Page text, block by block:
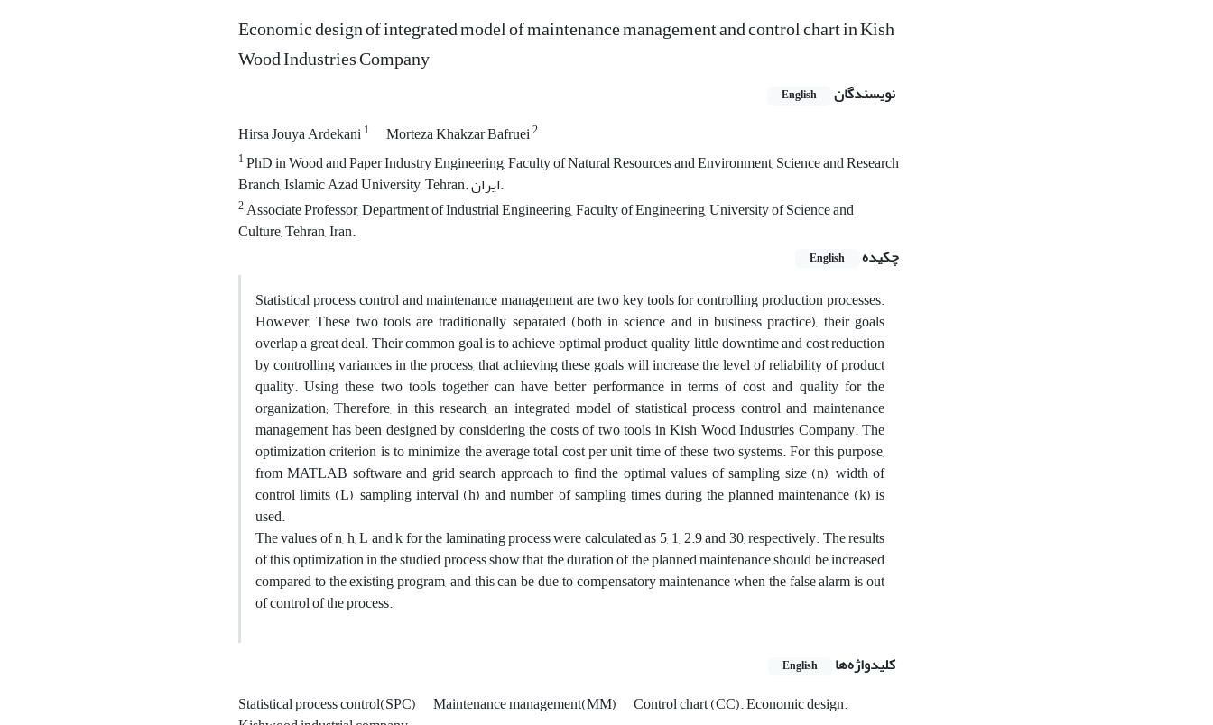
Economic design of integrated model of maintenance management and control chart in Kish
Wood Industries Company
نویسندگان English
Hirsa Jouya Ardekani1 Morteza Khakzar Bafruei2
1PhD in Wood and Paper Industry Engineering, Faculty of Natural Resources and Environment, Science and Research
Branch, Islamic Azad University, Tehran. ایران.
2Associate Professor, Department of Industrial Engineering, Faculty of Engineering, University of Science and
Culture, Tehran, Iran.
چکیده
English
Statistical process control and maintenance management are two key tools for controlling production processes.
However, These two tools are traditionally separated (both in science and in business practice), their goals
overlap a great deal. Their common goal is to achieve optimal product quality, little downtime and cost reduction
by controlling variances in the process, that achieving these goals will increase the level of reliability of product
quality. Using these two tools together can have better performance in terms of cost and quality for the
organization; Therefore, in this research, an integrated model of statistical process control and maintenance
management has been designed by considering the costs of two tools in Kish Wood Industries Company. The
optimization criterion is to minimize the average total cost per unit time of these two systems. For this purpose,
from MATLAB software and grid search approach to find the optimal values of sampling size (n), width of
control limits (L), sampling interval (h) and number of sampling times during the planned maintenance (k) is
used.
The values of n, h, L and k for the laminating process were calculated as 5, 1, 2.9 and 30, respectively. The results
of this optimization in the studied process show that the duration of the planned maintenance should be increased
compared to the existing program, and this can be due to compensatory maintenance when the false alarm is out
of control of the process.
کلیدواژه‌ها English
Statistical process control(SPC) Maintenance management(MM)
Control chart (CC). Economic design.